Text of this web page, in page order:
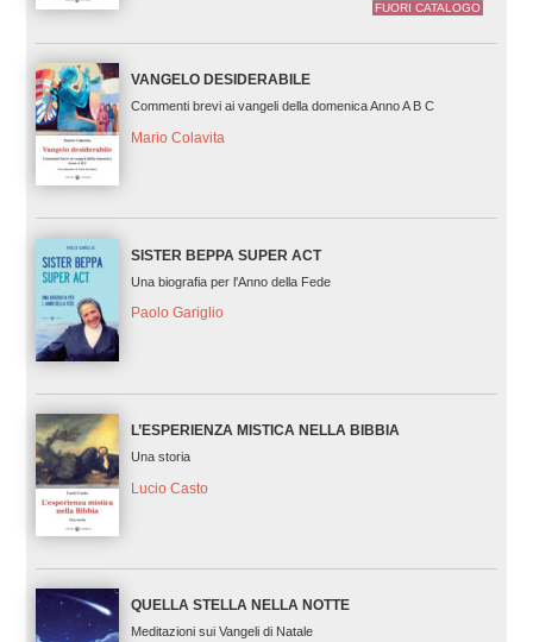
FUORI CATALOGO
VANGELO DESIDERABILE
Commenti brevi ai vangeli della domenica Anno A B C
Mario Colavita
SISTER BEPPA SUPER ACT
Una biografia per l'Anno della Fede
Paolo Gariglio
L’ESPERIENZA MISTICA NELLA BIBBIA
Una storia
Lucio Casto
QUELLA STELLA NELLA NOTTE
Meditazioni sui Vangeli di Natale